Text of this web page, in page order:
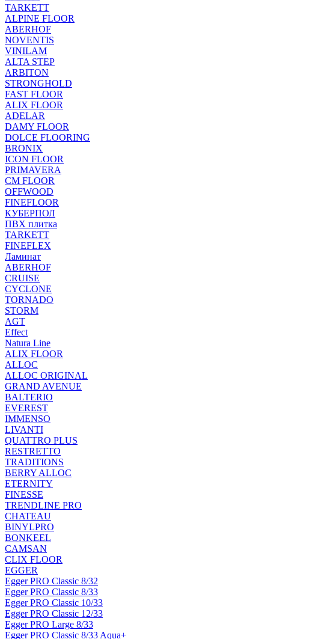
TARKETT
ALPINE FLOOR
ABERHOF
NOVENTIS
VINILAM
ALTA STEP
ARBITON
STRONGHOLD
FAST FLOOR
ALIX FLOOR
ADELAR
DAMY FLOOR
DOLCE FLOORING
BRONIX
ICON FLOOR
PRIMAVERA
CM FLOOR
OFFWOOD
FINEFLOOR
КУБЕРПОЛ
ПВХ плитка
TARKETT
FINEFLEX
Ламинат
ABERHOF
CRUISE
CYCLONE
TORNADO
STORM
AGT
Effect
Natura Line
ALIX FLOOR
ALLOC
ALLOC ORIGINAL
GRAND AVENUE
BALTERIO
EVEREST
IMMENSO
LIVANTI
QUATTRO PLUS
RESTRETTO
TRADITIONS
BERRY ALLOC
ETERNITY
FINESSE
TRENDLINE PRO
CHATEAU
BINYLPRO
BONKEEL
CAMSAN
CLIX FLOOR
EGGER
Egger PRO Classic 8/32
Egger PRO Classic 8/33
Egger PRO Classic 10/33
Egger PRO Classic 12/33
Egger PRO Large 8/33
Egger PRO Classic 8/33 Aqua+